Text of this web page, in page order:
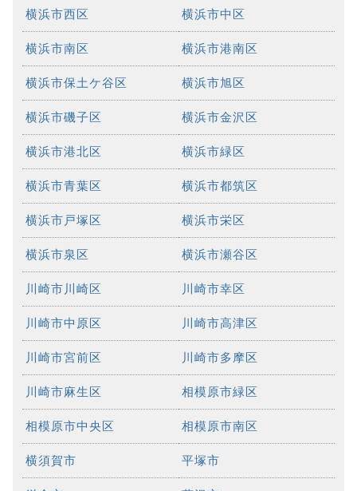
横浜市西区 横浜市中区
横浜市南区 横浜市港南区
横浜市保土ケ谷区 横浜市旭区
横浜市磯子区 横浜市金沢区
横浜市港北区 横浜市緑区
横浜市青葉区 横浜市都筑区
横浜市戸塚区 横浜市栄区
横浜市泉区 横浜市瀬谷区
川崎市川崎区 川崎市幸区
川崎市中原区 川崎市高津区
川崎市宮前区 川崎市多摩区
川崎市麻生区 相模原市緑区
相模原市中央区 相模原市南区
横須賀市 平塚市